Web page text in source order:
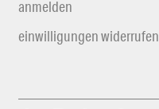
anmelden
einwilligungen widerrufen